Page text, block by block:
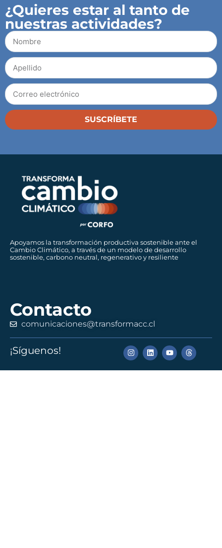
¿Quieres estar al tanto de
nuestras actividades?
SUSCRÍBETE
Apoyamos la transformación productiva sostenible ante el
Cambio Climático, a través de un modelo de desarrollo
sostenible, carbono neutral, regenerativo y resiliente
Contacto
comunicaciones@transformacc.cl
¡Síguenos!